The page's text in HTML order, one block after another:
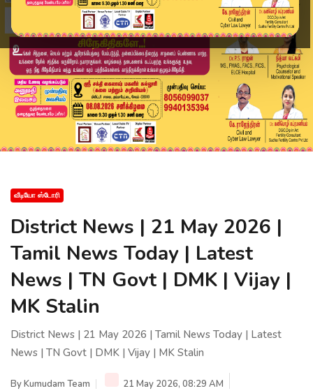
வீடியோ ஸ்டோரி
District News | 21 May 2026 |
Tamil News Today | Latest
News | TN Govt | DMK | Vijay |
MK Stalin
District News | 21 May 2026 | Tamil News Today | Latest
News | TN Govt | DMK | Vijay | MK Stalin
ByKumudam Team
21 May 2026, 08:29 AM